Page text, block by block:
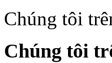
Chúng tôi
Chúng tôi